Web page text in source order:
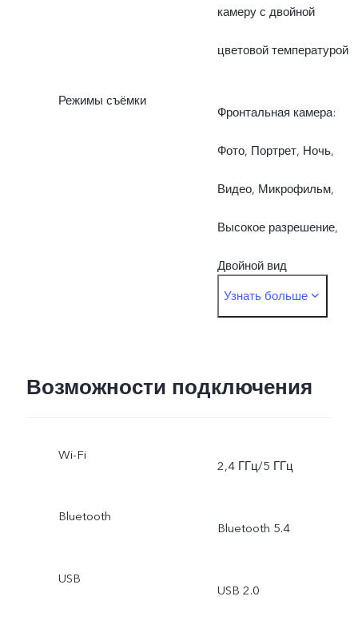
камера ZEISS 8 Мп: f/2.2,
угол обзора 120 ± 3°,
камера ZEISS 8 Мп)
камеру с двойной
цветовой температурой
Режимы съёмки
Фронтальная камера:
Фото, Портрет, Ночь,
Видео, Микрофильм,
Высокое разрешение,
Двойной вид
Основная камера: Фото,
Микрофильм, Высокое
Интервальная съемка,
Узнать больше
Возможности подключения
Wi-Fi
2,4 ГГц/5 ГГц
Bluetooth
Bluetooth 5.4
USB
USB 2.0